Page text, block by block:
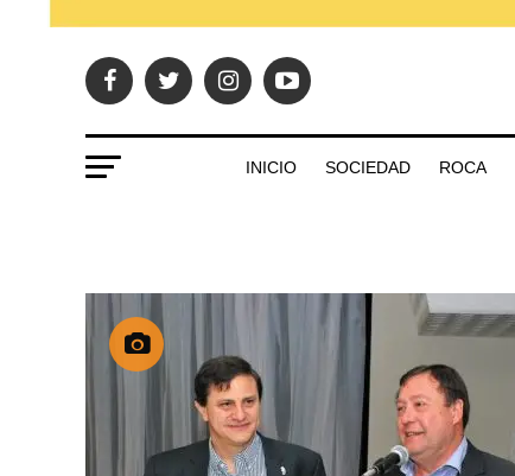
INICIO SOCIEDAD ROCA